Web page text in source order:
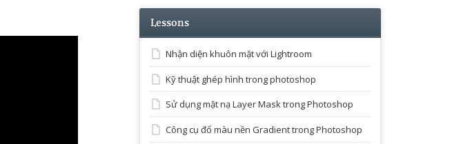
Lessons
Nhận diện khuôn mặt với Lightroom
Kỹ thuật ghép hình trong photoshop
Sử dụng mặt nạ Layer Mask trong Photoshop
Công cụ đổ màu nền Gradient trong Photoshop